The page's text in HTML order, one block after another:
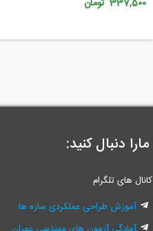
337,500 تومان
مارا دنبال کنید:
کانال های تلگرام
آموزش طراحی عملکردی سازه ها